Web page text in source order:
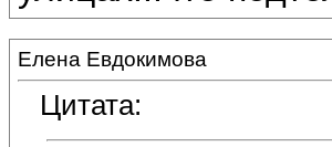
Елена Евдокимова
Цитата: